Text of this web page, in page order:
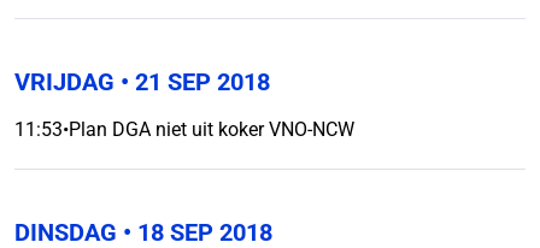
VRIJDAG • 21 SEP 2018
11:53•Plan DGA niet uit koker VNO-NCW
DINSDAG • 18 SEP 2018